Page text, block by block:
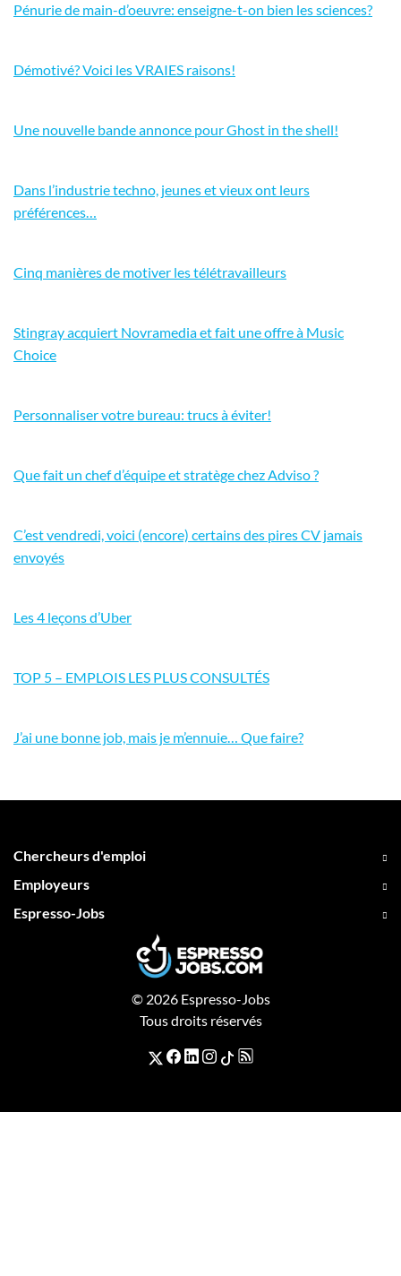
Pénurie de main-d’oeuvre: enseigne-t-on bien les sciences?
Démotivé? Voici les VRAIES raisons!
Une nouvelle bande annonce pour Ghost in the shell!
Dans l’industrie techno, jeunes et vieux ont leurs
préférences…
Cinq manières de motiver les télétravailleurs
Stingray acquiert Novramedia et fait une offre à Music
Choice
Personnaliser votre bureau: trucs à éviter!
Que fait un chef d’équipe et stratège chez Adviso ?
C’est vendredi, voici (encore) certains des pires CV jamais
envoyés
Les 4 leçons d’Uber
TOP 5 – EMPLOIS LES PLUS CONSULTÉS
J’ai une bonne job, mais je m’ennuie… Que faire?
Chercheurs d'emploi
Employeurs
Espresso-Jobs
© 2026 Espresso-Jobs
Tous droits réservés